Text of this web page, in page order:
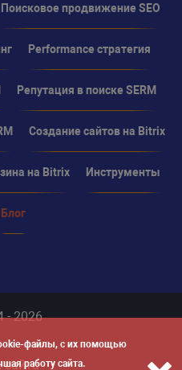
файлы, с их помощью
работу сайта.
Поисковое продвижение SEO
Performance стратегия
Репутация в поиске SERM
Создание сайтов на Bitrix
на Bitrix Инструменты
Блог
- 2026
сайта